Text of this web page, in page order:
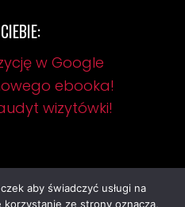
w Google
ebooka!
wizytówki!
aby świadczyć usługi na
korzystanie ze strony oznacza,